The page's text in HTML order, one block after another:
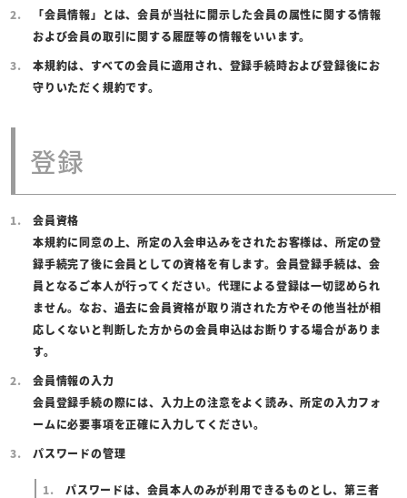
「会員情報」とは、会員が当社に開示した会員の属性に関する情報
および会員の取引に関する履歴等の情報をいいます。
本規約は、すべての会員に適用され、登録手続時および登録後にお
守りいただく規約です。
登録
会員資格
本規約に同意の上、所定の入会申込みをされたお客様は、所定の登
録手続完了後に会員としての資格を有します。会員登録手続は、会
員となるご本人が行ってください。代理による登録は一切認められ
ません。なお、過去に会員資格が取り消された方やその他当社が相
応しくないと判断した方からの会員申込はお断りする場合がありま
す。
会員情報の入力
会員登録手続の際には、入力上の注意をよく読み、所定の入力フォ
ームに必要事項を正確に入力してください。
パスワードの管理
パスワードは、会員本人のみが利用できるものとし、第三者